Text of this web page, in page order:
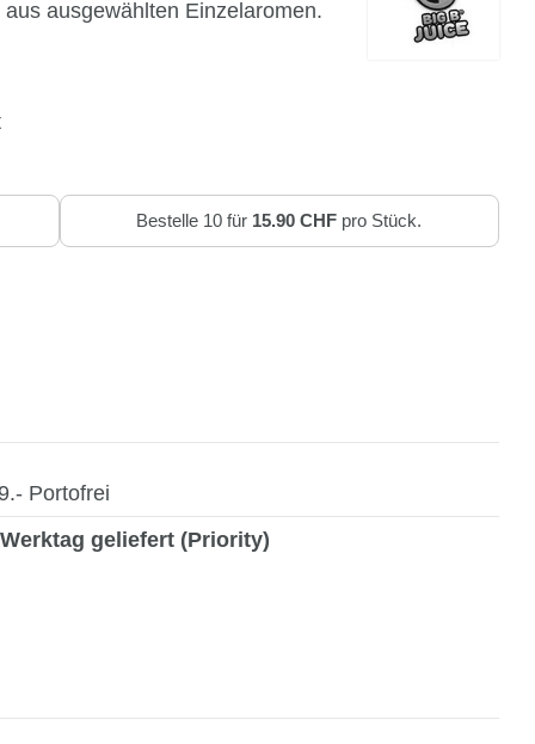
ausgewählten Einzelaromen.
Bestelle 10 für 15.90 CHF pro Stück.
Portofrei
geliefert (Priority)